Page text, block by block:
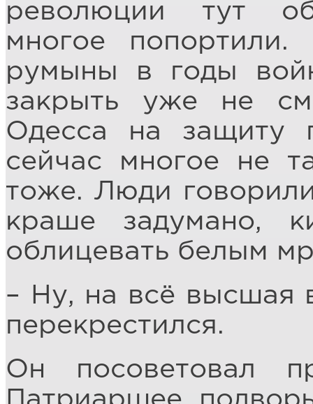
революции тут
многое
румыны в годы
закрыть уже не
Одесса на защиту
сейчас многое не
тоже. Люди
краше задумано,
облицевать белым
– Ну, на всё высшая
перекрестился.
Он посоветовал